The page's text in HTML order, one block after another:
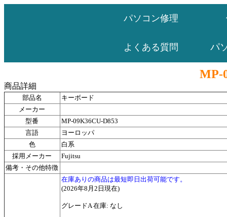
パソコン修理
よくある質問 パ
MP-
商品詳細
部品名
キーボード
メーカー
型番
MP-09K36CU-D853
言語
ヨーロッパ
色
白系
採用メーカー
Fujitsu
備考・その他特徴
在庫ありの商品は最短即日出荷可能です。
(2026年8月2日現在)
グレードA 在庫: なし